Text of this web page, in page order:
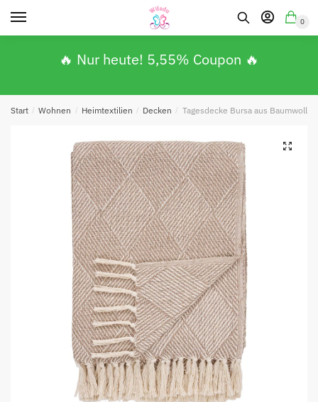
0
🔥 Nur heute! 5,55% Coupon 🔥
Start / Wohnen / Heimtextilien / Decken / Tagesdecke Bursa aus Baumwolle
🔍
Absenden